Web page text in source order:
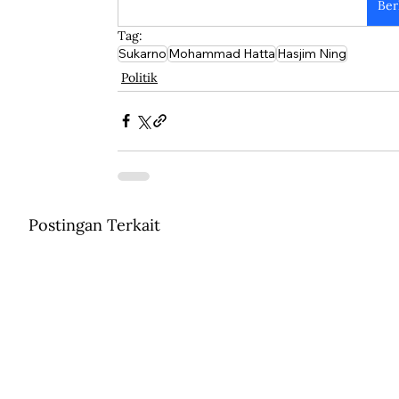
Tag:
SukarnoMohammad HattaHasjim Ning
Politik
Postingan Terkait